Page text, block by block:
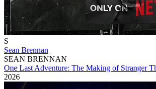
S
Sean Brennan
SEAN BRENNAN
One Last Adventure: The Making of Stranger
2026